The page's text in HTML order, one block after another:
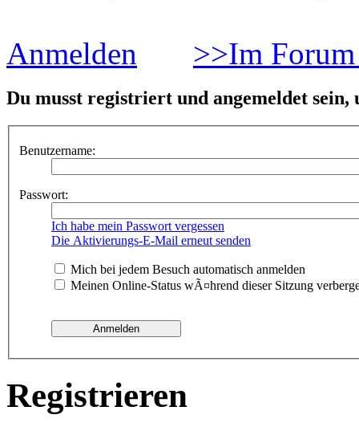
Anmelden >>Im
Du musst registriert und angemeldet
Benutzername:
Passwort:
Ich habe mein Passwort vergessen
Die Aktivierungs-E-Mail erneut senden
Mich bei jedem Besuch automatisch anmelden
Meinen Online-Status wÃ¤hrend dieser Sitzung
Registrieren